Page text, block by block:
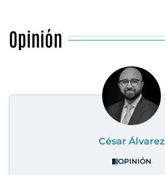
Opinión
César Álvarez
OPINIÓN